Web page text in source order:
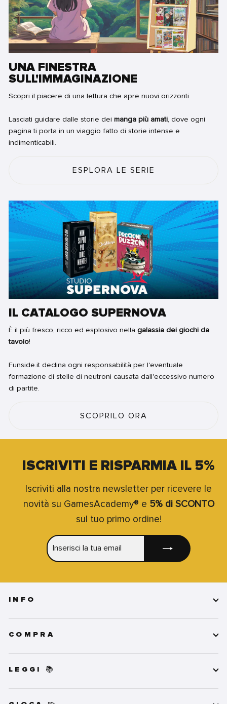
UNA FINESTRA
SULL'IMMAGINAZIONE
Scopri il piacere di una lettura che apre nuovi orizzonti.
Lasciati guidare dalle storie dei manga più amati , dove ogni
pagina ti porta in un viaggio fatto di storie intense e
indimenticabili.
ESPLORA LE SERIE
IL CATALOGO SUPERNOVA
È il più fresco, ricco ed esplosivo nella galassia dei giochi da
tavolo!
Funside.it declina ogni responsabilità per l'eventuale
formazione di stelle di neutroni causata dall'eccessivo numero
di partite.
SCOPRILO ORA
ISCRIVITI E RISPARMIA IL 5%
Iscriviti alla nostra newsletter per ricevere le
novità su GamesAcademy® e 5% di SCONTO
sul tuo primo ordine!
LA
INFO
COMPRA
LEGGI 📚